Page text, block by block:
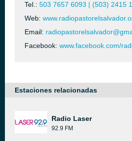
Tel.: 503 7657 6093 | (503) 2415
Web:
Email:
Facebook: www.facebook.com/
Estaciones relacionadas
Radio Laser
92.9 FM